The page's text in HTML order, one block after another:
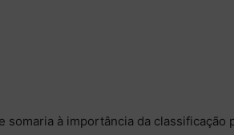
somaria à importância da classificação